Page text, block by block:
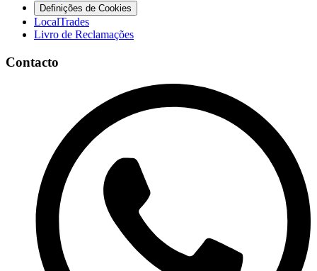
Definições de Cookies
LocalTrades
Livro de Reclamações
Contacto